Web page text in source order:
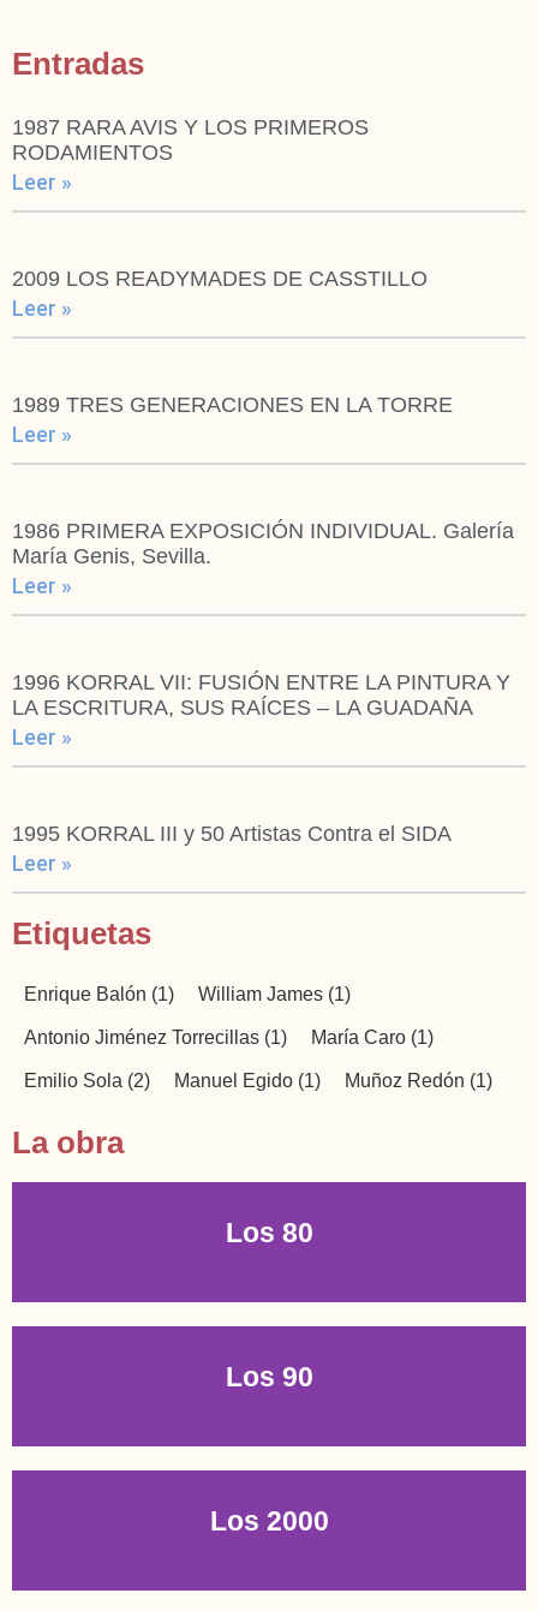
Entradas
1987 RARA AVIS Y LOS PRIMEROS
RODAMIENTOS
Leer »
2009 LOS READYMADES DE CASSTILLO
Leer »
1989 TRES GENERACIONES EN LA TORRE
Leer »
1986 PRIMERA EXPOSICIÓN INDIVIDUAL. Galería
María Genis, Sevilla.
Leer »
1996 KORRAL VII: FUSIÓN ENTRE LA PINTURA Y
LA ESCRITURA, SUS RAÍCES – LA GUADAÑA
Leer »
1995 KORRAL III y 50 Artistas Contra el SIDA
Leer »
Etiquetas
Enrique Balón (1) William James (1)
Antonio Jiménez Torrecillas (1) María Caro (1)
Emilio Sola (2) Manuel Egido (1) Muñoz Redón (1)
La obra
Los 80
Los 90
Los 2000